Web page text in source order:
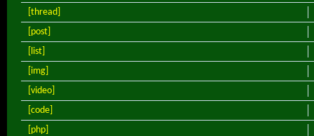
[thread]
[post]
[list]
[img]
[video]
[code]
[php]